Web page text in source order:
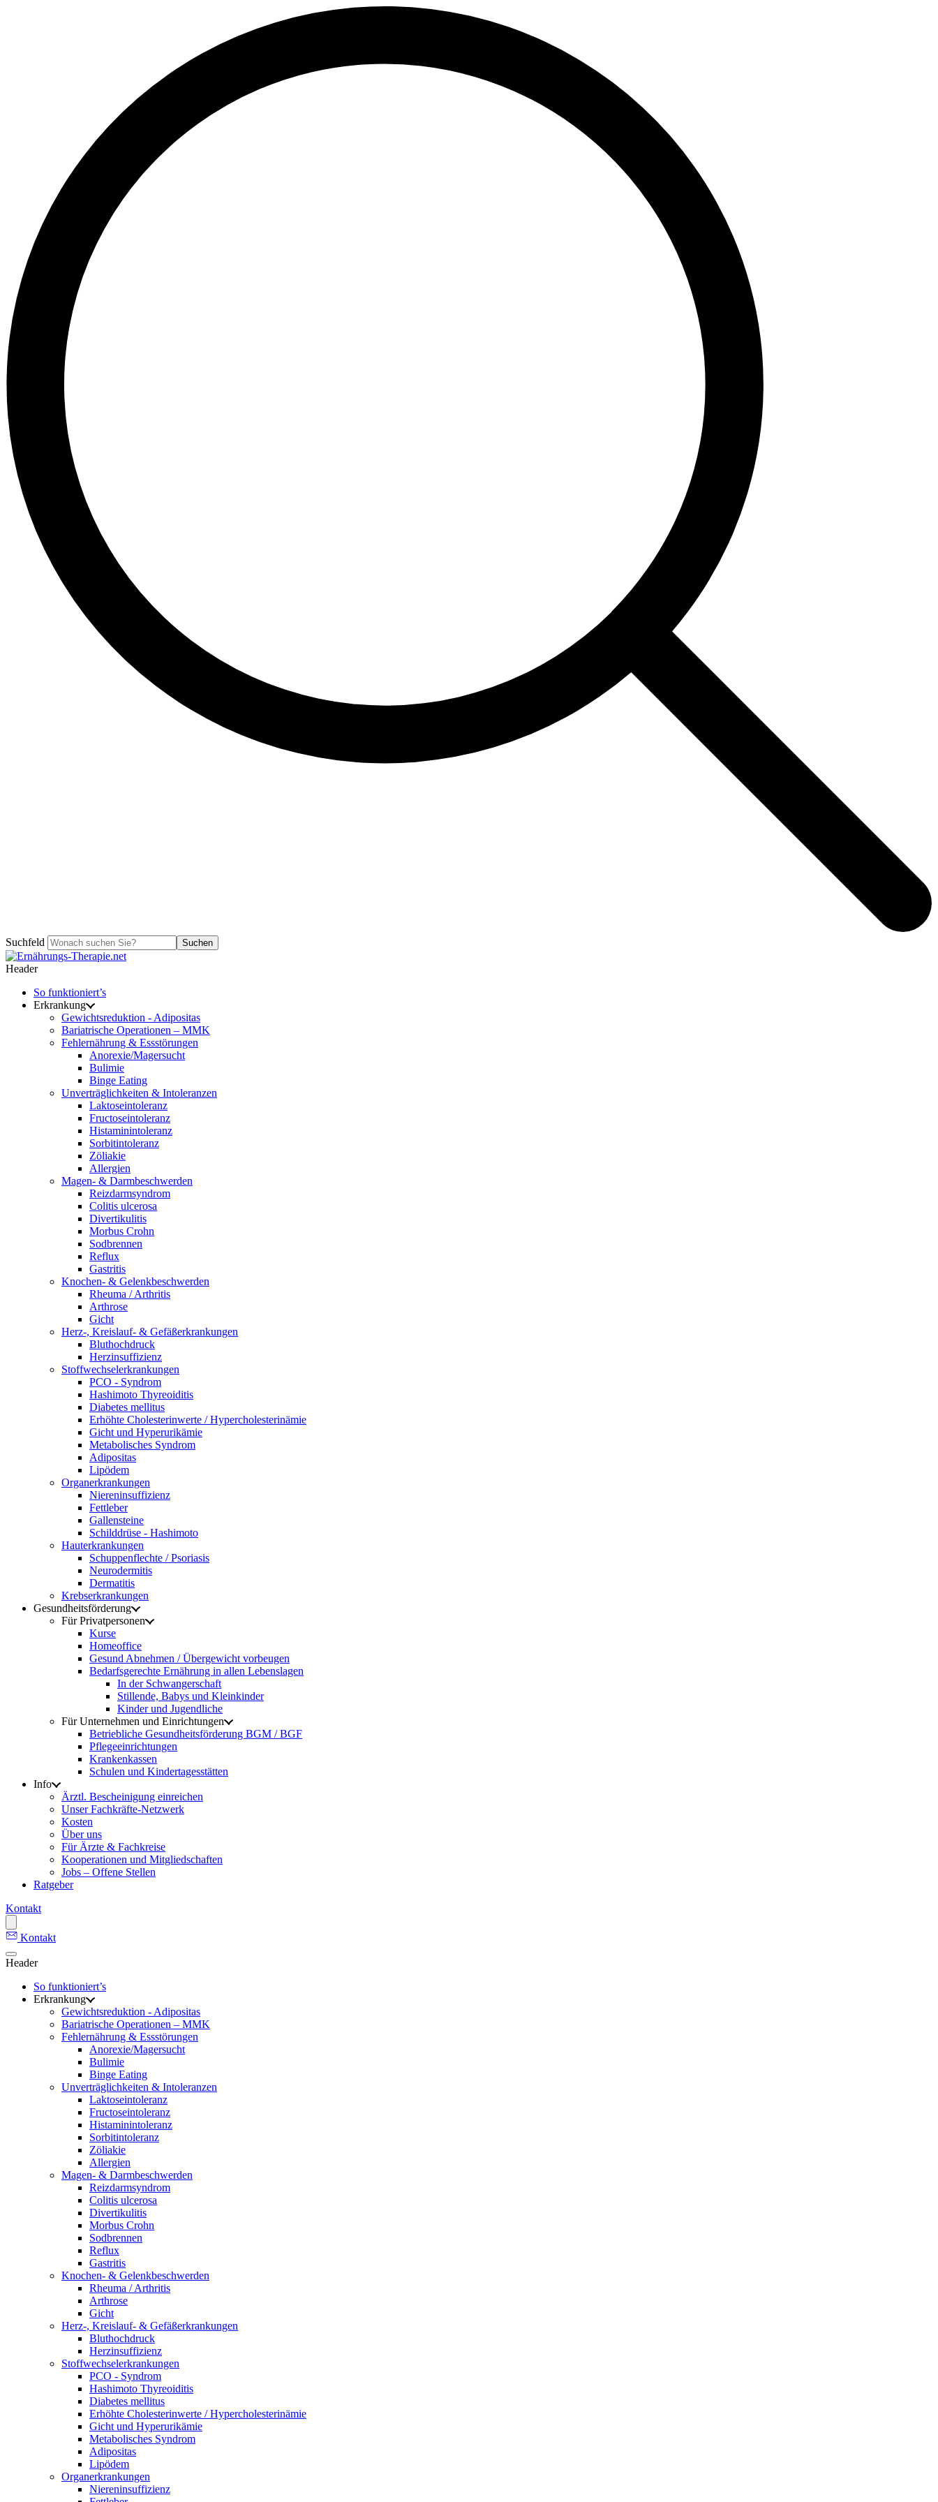
Suchfeld Suchen
Header
So funktioniert’s
Erkrankung
Gewichtsreduktion - Adipositas
Bariatrische Operationen – MMK
Fehlernährung & Essstörungen
Anorexie/Magersucht
Bulimie
Binge Eating
Unverträglichkeiten & Intoleranzen
Laktoseintoleranz
Fructoseintoleranz
Histaminintoleranz
Sorbitintoleranz
Zöliakie
Allergien
Magen- & Darmbeschwerden
Reizdarmsyndrom
Colitis ulcerosa
Divertikulitis
Morbus Crohn
Sodbrennen
Reflux
Gastritis
Knochen- & Gelenkbeschwerden
Rheuma / Arthritis
Arthrose
Gicht
Herz-, Kreislauf- & Gefäßerkrankungen
Bluthochdruck
Herzinsuffizienz
Stoffwechselerkrankungen
PCO - Syndrom
Hashimoto Thyreoiditis
Diabetes mellitus
Erhöhte Cholesterinwerte / Hypercholesterinämie
Gicht und Hyperurikämie
Metabolisches Syndrom
Adipositas
Lipödem
Organerkrankungen
Niereninsuffizienz
Fettleber
Gallensteine
Schilddrüse - Hashimoto
Hauterkrankungen
Schuppenflechte / Psoriasis
Neurodermitis
Dermatitis
Krebserkrankungen
Gesundheitsförderung
Für Privatpersonen
Kurse
Homeoffice
Gesund Abnehmen / Übergewicht vorbeugen
Bedarfsgerechte Ernährung in allen Lebenslagen
In der Schwangerschaft
Stillende, Babys und Kleinkinder
Kinder und Jugendliche
Für Unternehmen und Einrichtungen
Betriebliche Gesundheitsförderung BGM / BGF
Pflegeeinrichtungen
Krankenkassen
Schulen und Kindertagesstätten
Info
Ärztl. Bescheinigung einreichen
Unser Fachkräfte-Netzwerk
Kosten
Über uns
Für Ärzte & Fachkreise
Kooperationen und Mitgliedschaften
Jobs – Offene Stellen
Ratgeber
Kontakt
Kontakt
Header
So funktioniert’s
Erkrankung
Gewichtsreduktion - Adipositas
Bariatrische Operationen – MMK
Fehlernährung & Essstörungen
Anorexie/Magersucht
Bulimie
Binge Eating
Unverträglichkeiten & Intoleranzen
Laktoseintoleranz
Fructoseintoleranz
Histaminintoleranz
Sorbitintoleranz
Zöliakie
Allergien
Magen- & Darmbeschwerden
Reizdarmsyndrom
Colitis ulcerosa
Divertikulitis
Morbus Crohn
Sodbrennen
Reflux
Gastritis
Knochen- & Gelenkbeschwerden
Rheuma / Arthritis
Arthrose
Gicht
Herz-, Kreislauf- & Gefäßerkrankungen
Bluthochdruck
Herzinsuffizienz
Stoffwechselerkrankungen
PCO - Syndrom
Hashimoto Thyreoiditis
Diabetes mellitus
Erhöhte Cholesterinwerte / Hypercholesterinämie
Gicht und Hyperurikämie
Metabolisches Syndrom
Adipositas
Lipödem
Organerkrankungen
Niereninsuffizienz